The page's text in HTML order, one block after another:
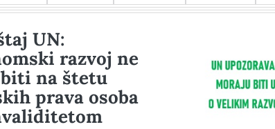
UN:
razvoj ne
na štetu
prava osoba